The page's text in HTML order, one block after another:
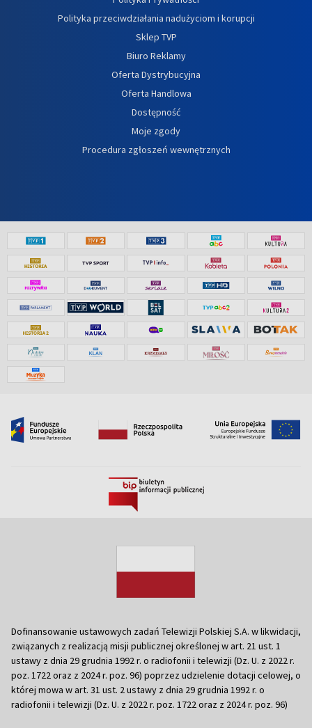
Polityka przeciwdziałania nadużyciom i korupcji
Sklep TVP
Biuro Reklamy
Oferta Dystrybucyjna
Oferta Handlowa
Dostępność
Moje zgody
Procedura zgłoszeń wewnętrznych
Dofinansowanie ustawowych zadań Telewizji Polskiej S.A. w likwidacji,
związanych z realizacją misji publicznej określonej w art. 21 ust. 1
ustawy z dnia 29 grudnia 1992 r. o radiofonii i telewizji (Dz. U. z 2022 r.
poz. 1722 oraz z 2024 r. poz. 96) poprzez udzielenie dotacji celowej, o
której mowa w art. 31 ust. 2 ustawy z dnia 29 grudnia 1992 r. o
radiofonii i telewizji (Dz. U. z 2022 r. poz. 1722 oraz z 2024 r. poz. 96)